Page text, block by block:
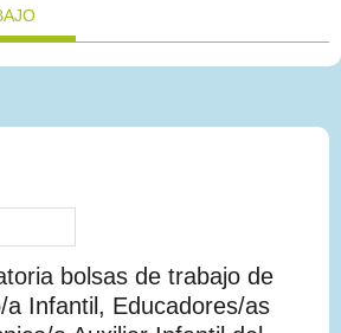
bolsas de trabajo de
a Infantil, Educadores/as